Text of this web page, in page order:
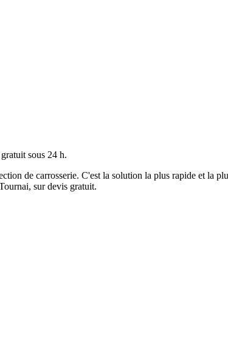
sous 24 h.
de carrosserie. C'est la solution la plus rapide et la
sur devis gratuit.